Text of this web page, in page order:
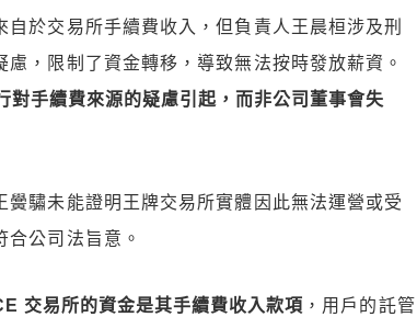
於交易所手續費收入，但負責人王晨桓涉及刑
，限制了資金轉移，導致無法按時發放薪資。
手續費來源的疑慮引起，而非公司董事會失
驌未能證明王牌交易所實體因此無法運營或受
公司法旨意。
交易所的資金是其手續費收入款項 ，用戶的託管